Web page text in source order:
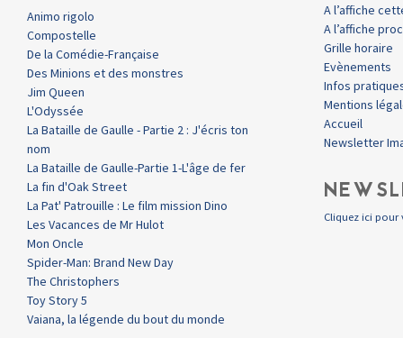
Animo rigolo
Compostelle
De la Comédie-Française
Des Minions et des monstres
Jim Queen
L'Odyssée
La Bataille de Gaulle - Partie 2 : J'écris ton
nom
La Bataille de Gaulle-Partie 1-L'âge de fer
La fin d'Oak Street
La Pat' Patrouille : Le film mission Dino
Les Vacances de Mr Hulot
Mon Oncle
Spider-Man: Brand New Day
The Christophers
Toy Story 5
Vaiana, la légende du bout du monde
A l’affiche
A l’affiche
Grille horaire
Evènements
Infos
Mentions
Accueil
Newsletter
Cliquez ici pour